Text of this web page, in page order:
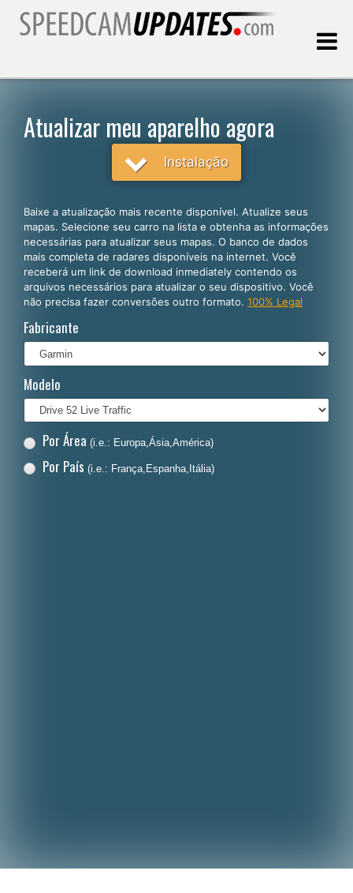
Português
English
Español
Français
Polski
Nederlands
Dansk
Atualizar meu aparelho agora
Instalação
Baixe a atualização mais recente disponível. Atualize seus
mapas. Selecione seu carro na lista e obtenha as informações
necessárias para atualizar seus mapas. O banco de dados
mais completa de radares disponíveis na internet. Você
receberá um link de download inmediately contendo os
arquivos necessários para atualizar o seu dispositivo. Você
não precisa fazer conversões outro formato. 100% Legal
Fabricante
Modelo
Por Área (i.e.: Europa,Ásia,América)
Por País (i.e.: França,Espanha,Itália)